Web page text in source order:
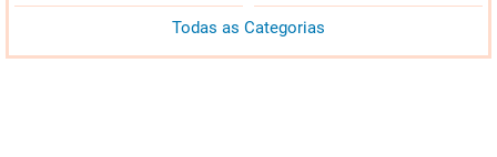
Todas as Categorias